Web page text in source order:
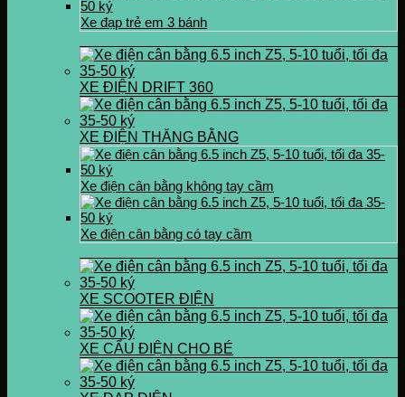
Xe đạp trẻ em 3 bánh
XE ĐIỆN DRIFT 360
XE ĐIỆN THĂNG BẰNG
Xe điện cân bằng không tay cầm
Xe điện cân bằng có tay cầm
XE SCOOTER ĐIỆN
XE CẨU ĐIỆN CHO BÉ